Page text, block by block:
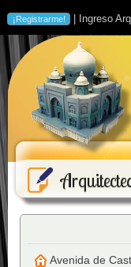
| Ingreso
Avenida de